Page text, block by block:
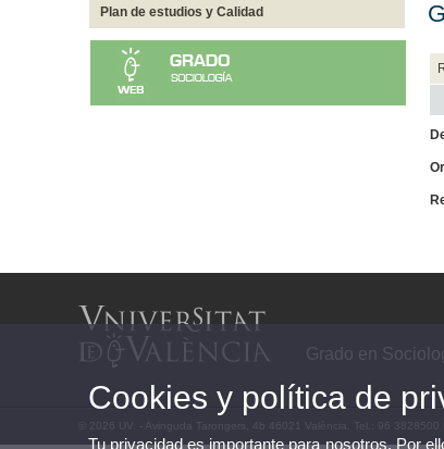
Plan de estudios y Calidad
Grado en
© 2026 UV. - Avinguda Tarongers, 4b 46021 València. Tel.: 96 3828500
Cookies y política de
Tu privacidad es importante para nosotros. Por